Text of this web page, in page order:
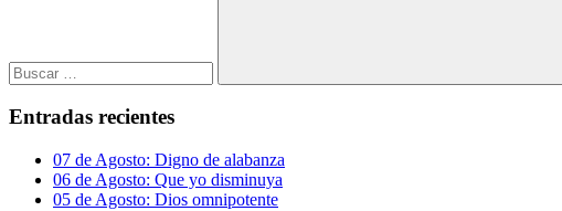
Buscar
Entradas recientes
07 de Agosto: Digno de alabanza
06 de Agosto: Que yo disminuya
05 de Agosto: Dios omnipotente